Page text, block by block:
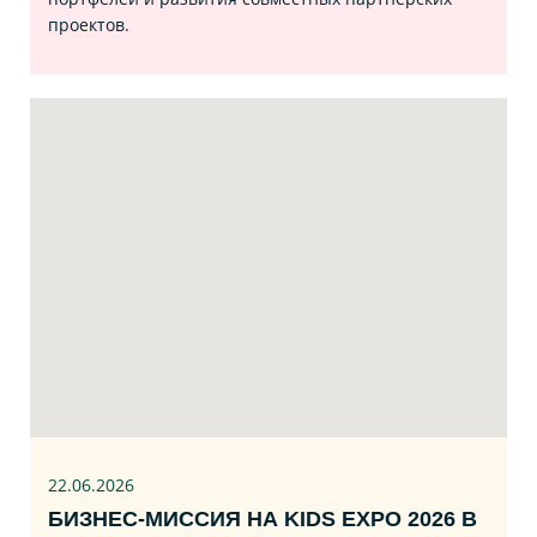
проектов.
22.06.2026
БИЗНЕС‑МИССИЯ НА KIDS EXPO 2026 В